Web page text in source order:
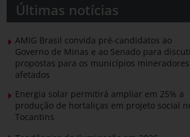
Últimas notícias
AMIG Brasil convida pré-candidatos ao
Governo de Minas e ao Senado para
propostas para os municípios
afetados
Energia solar permitirá ampliar em 25% a
produção de hortaliças em projeto social
Tocantins